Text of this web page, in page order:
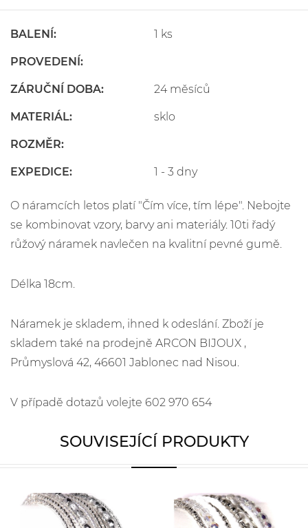
BALENÍ: 1 ks
PROVEDENÍ:
ZÁRUČNÍ DOBA: 24 měsíců
MATERIÁL: sklo
ROZMĚR:
EXPEDICE: 1 - 3 dny
O náramcích letos platí "Čím více, tím lépe". Nebojte
se kombinovat vzory, barvy ani materiály. 10ti řadý
růžový náramek navlečen na kvalitní pevné gumě.
Délka 18cm.
Náramek je skladem, ihned k odeslání. Zboží je
skladem také na prodejně ARCON BIJOUX ,
Průmyslová 42, 46601 Jablonec nad Nisou.
V případě dotazů volejte 602 970 654
SOUVISEJÍCÍ PRODUKTY